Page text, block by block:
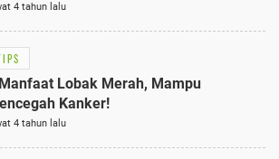
4 tahun lalu
Lobak Merah, Mampu
Kanker!
4 tahun lalu